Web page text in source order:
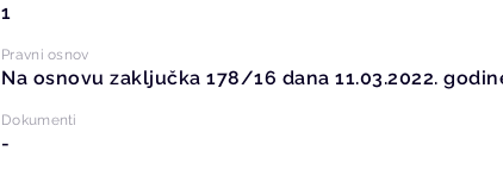
1
Pravni osnov
Na osnovu zaključka 178/16 dana 11.03.2022.
Dokumenti
-